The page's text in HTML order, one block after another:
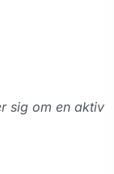
sig om en aktiv